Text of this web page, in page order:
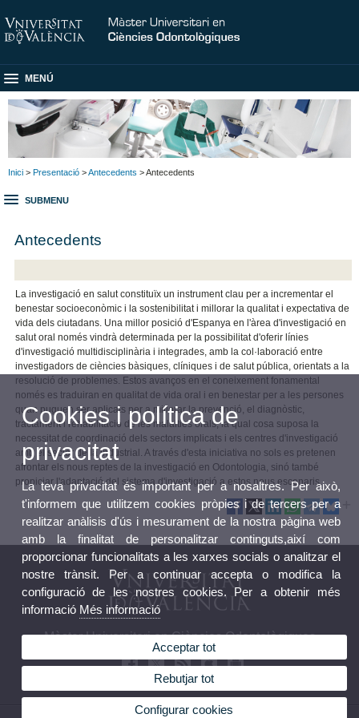
MENÚ
Inici > Presentació >Antecedents > Antecedents
SUBMENU
Antecedents
La investigació en salut constituïx un instrument clau per a incrementar el
benestar socioeconòmic i la sostenibilitat i millorar la qualitat i expectativa de
vida dels ciutadans. Una millor posició d'Espanya en l'àrea d'investigació en
salut oral només vindrà determinada per la possibilitat d'oferir línies
d'investigació multidisciplinària i integrades, amb la col·laboració entre
investigadors de ciències bàsiques, clíniques i de salut pública, orientats a la
resolució de problemes. Estos avanços en el coneixement fonamental
només es traduiran en qualitat de vida oral i en benestar per a les persones
quan puguen ser aplicats per a millorar la prevenció, el diagnòstic,
tractament i rehabilitació de les malalties orals, la qual cosa suposa la
necessitat de coordinació dels sectors implicats i els centres d'investigació
amb el sector de la industrial. A través d'esta iniciativa no sols es pretenen
afrontar els nous reptes de la investigació en Odontologia, sinó també
propiciar l'adaptació del sistema d'investigació a estos nous escenaris.
Màster Universitari en Ciències Odontològiques
Cookies i política de
privacitat
La teva privacitat és important per a nosaltres. Per això,
t'informem que utilitzem cookies pròpies i de tercers per a
realitzar anàlisis d'ús i mesurament de la nostra pàgina web
amb la finalitat de personalitzar continguts,així com
proporcionar funcionalitats a les xarxes socials o analitzar el
nostre trànsit. Per a continuar accepta o modifica la
configuració de les nostres cookies. Per a obtenir més
informació Més informació
Acceptar tot
Rebutjar tot
Configurar cookies